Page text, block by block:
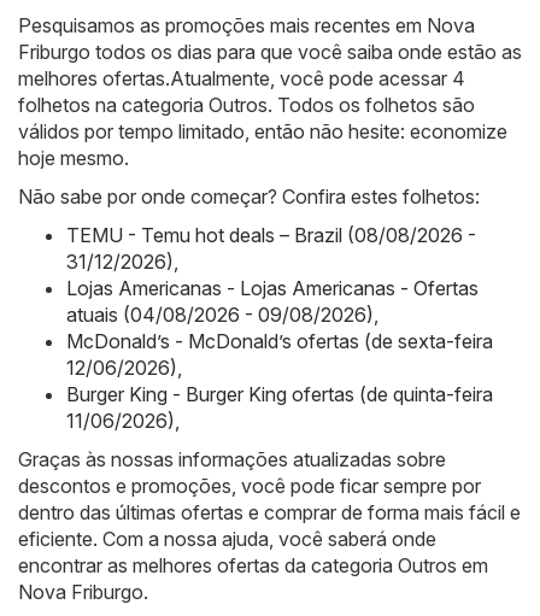
Pesquisamos as promoções mais recentes em Nova
Friburgo todos os dias para que você saiba onde estão as
melhores ofertas.Atualmente, você pode acessar 4
folhetos na categoria Outros. Todos os folhetos são
válidos por tempo limitado, então não hesite: economize
hoje mesmo.
Não sabe por onde começar? Confira estes folhetos:
TEMU - Temu hot deals – Brazil (08/08/2026 -
31/12/2026)
Lojas Americanas - Lojas Americanas - Ofertas
atuais (04/08/2026 - 09/08/2026)
McDonald’s - McDonald’s ofertas (de sexta-feira
12/06/2026)
Burger King - Burger King ofertas (de quinta-feira
11/06/2026)
Graças às nossas informações atualizadas sobre
descontos e promoções, você pode ficar sempre por
dentro das últimas ofertas e comprar de forma mais fácil e
eficiente. Com a nossa ajuda, você saberá onde
encontrar as melhores ofertas da categoria Outros em
Nova Friburgo.